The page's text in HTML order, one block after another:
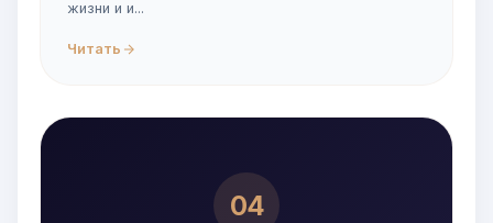
жизни и и...
Читать
04